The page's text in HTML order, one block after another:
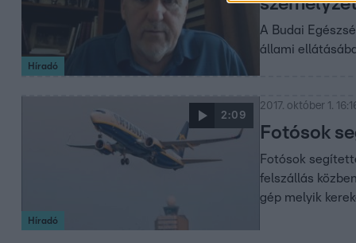
Híradó
A Budai
állami
2:09
Híradó
2017. október 1.
Fotósok
Fotósok
felszállás
gép melyik